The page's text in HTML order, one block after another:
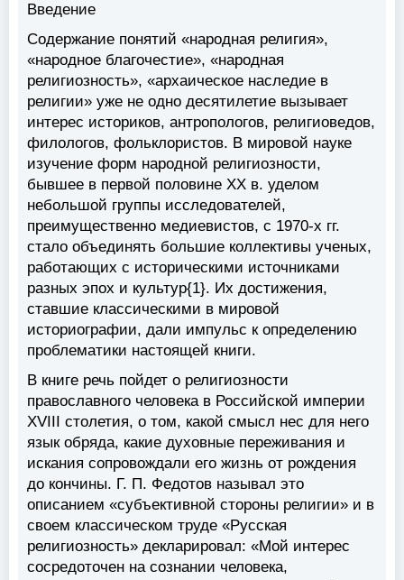
Введение
Содержание понятий «народная религия»,
«народное благочестие», «народная
религиозность», «архаическое наследие в
религии» уже не одно десятилетие вызывает
интерес историков, антропологов, религиоведов,
филологов, фольклористов. В мировой науке
изучение форм народной религиозности,
бывшее в первой половине XX в. уделом
небольшой группы исследователей,
преимущественно медиевистов, с 1970-х гг.
стало объединять большие коллективы ученых,
работающих с историческими источниками
разных эпох и культур{1}. Их достижения,
ставшие классическими в мировой
историографии, дали импульс к определению
проблематики настоящей книги.
В книге речь пойдет о религиозности
православного человека в Российской империи
XVIII столетия, о том, какой смысл нес для него
язык обряда, какие духовные переживания и
искания сопровождали его жизнь от рождения
до кончины. Г. П. Федотов называл это
описанием «субъективной стороны религии» и в
своем классическом труде «Русская
религиозность» декларировал: «Мой интерес
сосредоточен на сознании человека,